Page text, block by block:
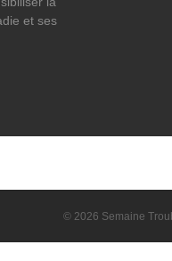
et ses
© 2026 Semaine